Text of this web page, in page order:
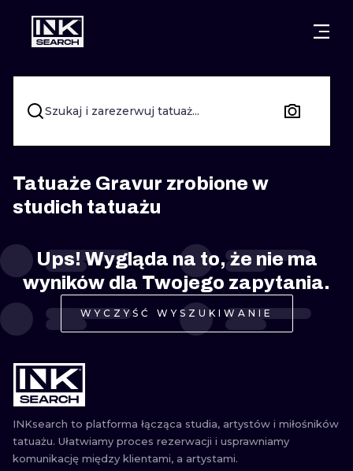
MIASTA GDAŃSK
WARSZAWA POZNAŃ
KRAKÓW KATOWICE
WROCŁAW ŁÓDŹ
BERLIN
AMSTERDAM EDYNBURG
PRAGA LONDYN
STYLE
KALIGRAFIA
NEW
TRIBAL
RYCINOWE
Szukaj i zarezerwuj tatuaż...
Tatuaże Gravur zrobione w
studich tatuażu
Ups! Wygląda na to, że nie ma
wyników dla Twojego zapytania.
WYCZYŚĆ WYSZUKIWANIE
INKsearch to platforma łącząca studia, artystów i miłośników
tatuażu. Ułatwiamy proces rezerwacji i usprawniamy
komunikację między klientami, a artystami.